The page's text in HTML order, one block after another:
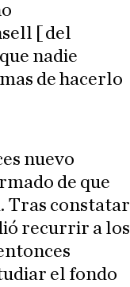
[ del
nadie
de hacerlo
nuevo
de que
Tras constatar
recurrir a los
el fondo